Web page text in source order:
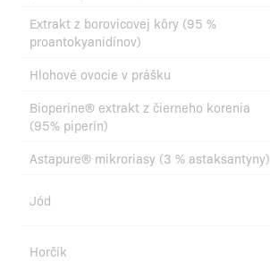
Extrakt z borovicovej kôry (95 %
proantokyanidínov)
Hlohové ovocie v prášku
Bioperine® extrakt z čierneho korenia
(95% piperín)
Astapure® mikroriasy (3 % astaksantyny)
Jód
Horčík